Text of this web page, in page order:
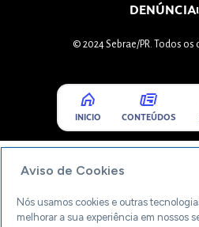
DENÚNCIA
© 2024 Sebrae/PR. Todos
INICIO CONTEÚDOS
Aviso de Cookies
Nós usamos cookies e outras
melhorar a sua experiência em nossos